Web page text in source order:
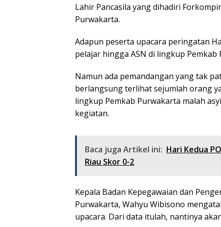
Lahir Pancasila yang dihadiri
Purwakarta.
Adapun peserta upacara peringatan
pelajar hingga ASN di lingkup Pemkab
Namun ada pemandangan yang tak
berlangsung terlihat sejumlah orang
lingkup Pemkab Purwakarta malah
kegiatan.
Baca juga Artikel ini: Hari Kedua
Riau Skor 0-2
Kepala Badan Kepegawaian dan
Purwakarta, Wahyu Wibisono
upacara. Dari data itulah, nantinya